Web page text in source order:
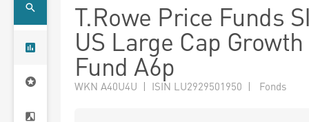
T.Rowe Price Funds
US Large Cap
Fund A6p
WKN A40U4U | ISIN LU2929501950 | Fonds